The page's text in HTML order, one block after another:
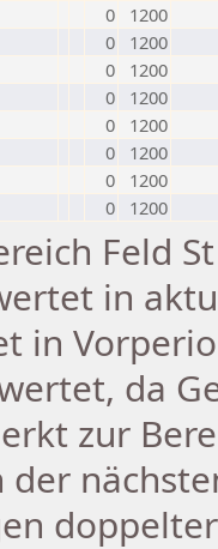
0
1200
0
1200
0
1200
0
1200
0
1200
0
1200
0
1200
0 1200
Feld
in
in
da
zur
der